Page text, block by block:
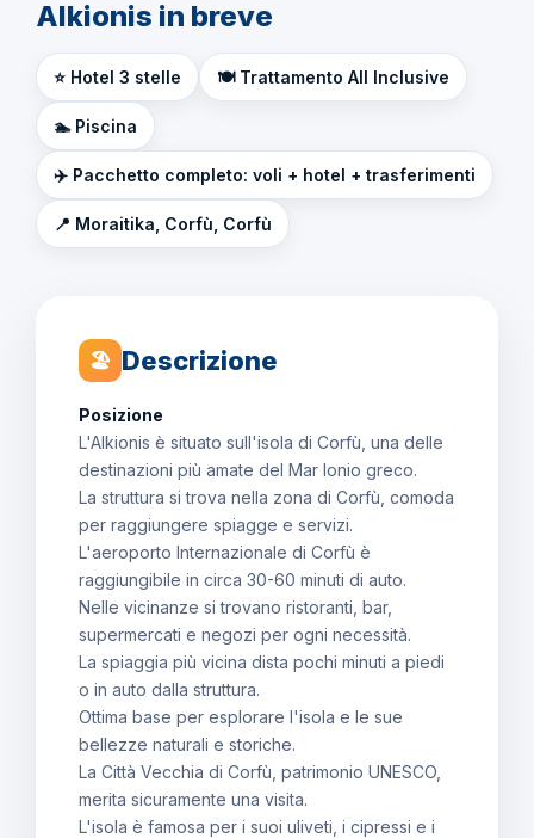
Alkionis in breve
⭐ Hotel 3 stelle 🍽️ Trattamento All Inclusive
🏊 Piscina
✈️ Pacchetto completo: voli + hotel + trasferimenti
📍 Moraitika, Corfù, Corfù
🏖 Descrizione
Posizione
L'Alkionis è situato sull'isola di Corfù, una delle
destinazioni più amate del Mar Ionio greco.
La struttura si trova nella zona di Corfù, comoda
per raggiungere spiagge e servizi.
L'aeroporto Internazionale di Corfù è
raggiungibile in circa 30-60 minuti di auto.
Nelle vicinanze si trovano ristoranti, bar,
supermercati e negozi per ogni necessità.
La spiaggia più vicina dista pochi minuti a piedi
o in auto dalla struttura.
Ottima base per esplorare l'isola e le sue
bellezze naturali e storiche.
La Città Vecchia di Corfù, patrimonio UNESCO,
merita sicuramente una visita.
L'isola è famosa per i suoi uliveti, i cipressi e i